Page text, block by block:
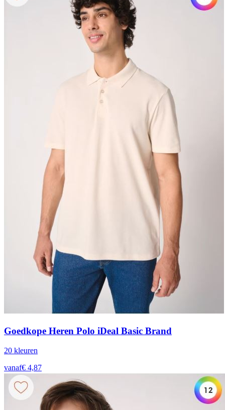
Goedkope Heren Polo iDeal Basic Brand
20 kleuren
vanaf€ 4,87